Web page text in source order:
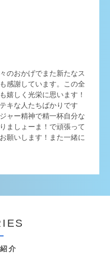
のおかげでまた新たなス
感謝しています。この全
嬉しく光栄に思います！
キな人たちばかりです
ャー精神で精一杯自分な
ましょーま！で頑張って
願いします！また一緒に
介